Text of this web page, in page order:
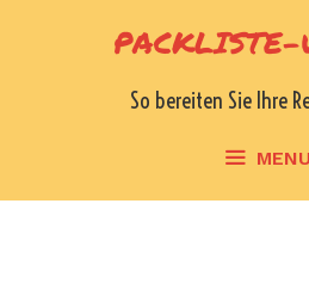
PACKLISTE-
So bereiten Sie Ihre
MENU